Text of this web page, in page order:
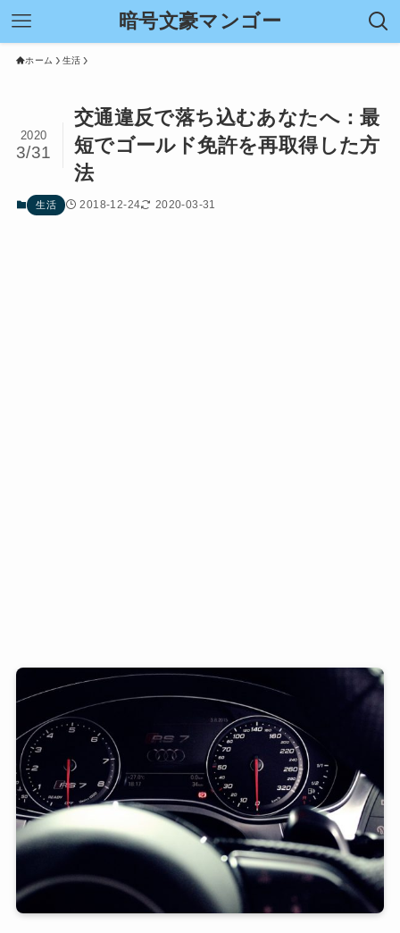
暗号文豪マンゴー
ホーム 生活
交通違反で落ち込むあなたへ：最
短でゴールド免許を再取得した方
法
2020
3/31
生活 2018-12-24 2020-03-31